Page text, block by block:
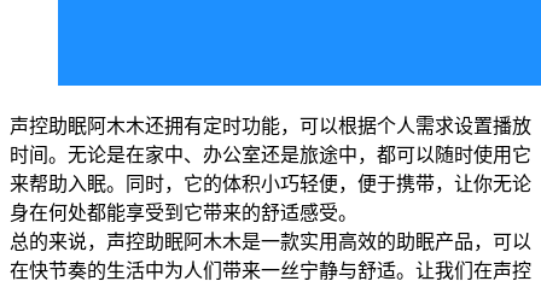
声控助眠阿木木还拥有定时功能，可以根据个人需求设置播放
时间。无论是在家中、办公室还是旅途中，都可以随时使用它
来帮助入眠。同时，它的体积小巧轻便，便于携带，让你无论
身在何处都能享受到它带来的舒适感受。
总的来说，声控助眠阿木木是一款实用高效的助眠产品，可以
在快节奏的生活中为人们带来一丝宁静与舒适。让我们在声控